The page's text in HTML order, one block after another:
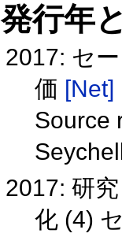
発行年
2017: セ
価 [Net]
Source
2017: 研
化 (4)